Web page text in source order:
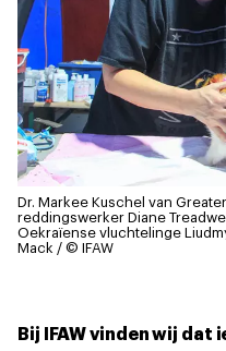
Dr. Markee Kuschel van
reddingswerker Diane
Oekraïense vluchtelinge
Mack / © IFAW
Bij IFAW vinden wij